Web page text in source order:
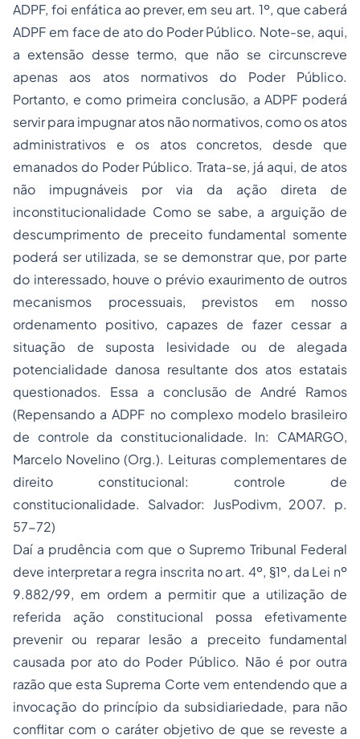
ADPF, foi enfática ao prever, em seu art. 1º, que caberá
ADPF em face de ato do Poder Público. Note-se, aqui,
a extensão desse termo, que não se circunscreve
apenas aos atos normativos do Poder Público.
Portanto, e como primeira conclusão, a ADPF poderá
servir para impugnar atos não normativos, como osatos
administrativos e os atos concretos, desde que
emanados do Poder Público. Trata-se, já aqui, de atos
não impugnáveis por via da ação direta de
inconstitucionalidade Como se sabe, a arguição de
descumprimento de preceito fundamental somente
poderá ser utilizada, se se demonstrar que, por parte
do interessado, houve o prévio exaurimento de outros
mecanismos processuais, previstos em nosso
ordenamento positivo, capazes de fazer cessar a
situação de suposta lesividade ou de alegada
potencialidade danosa resultante dos atos estatais
questionados. Essa a conclusão de André Ramos
(Repensando a ADPF no complexo modelo brasileiro
de controle da constitucionalidade. In: CAMARGO,
Marcelo Novelino (Org.). Leituras complementares de
direito constitucional: controle de
constitucionalidade. Salvador: JusPodivm, 2007. p.
57-72)
Daí a prudência com que o Supremo Tribunal Federal
deve interpretar a regra inscrita no art. 4º, §1º, da Lei nº
9.882/99, em ordem a permitir que a utilização de
referida ação constitucional possa efetivamente
prevenir ou reparar lesão a preceito fundamental
causada por ato do Poder Público. Não é por outra
razão que esta Suprema Corte vem entendendo que a
invocação do princípio da subsidiariedade, para não
conflitar com o caráter objetivo de que se reveste a